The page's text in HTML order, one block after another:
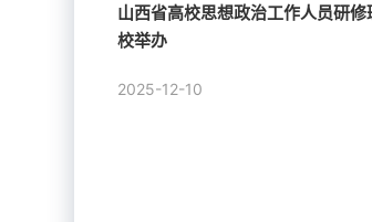
山西省高校思想政治工作人员研
校举办
2025-12-10